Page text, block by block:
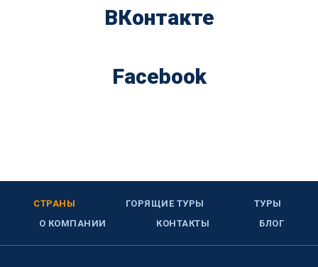
ВКонтакте
Facebook
СТРАНЫ ГОРЯЩИЕ ТУРЫ
ТУРЫ
О КОМПАНИИ
КОНТАКТЫ БЛОГ